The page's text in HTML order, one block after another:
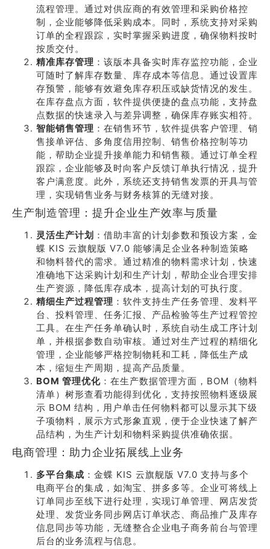
流程管理。通过对供应商的有效管理和采购价格控
制，企业能够降低采购成本。同时，系统支持对采购
订单的全程跟踪，实时掌握采购进度，确保物料按时
按质交付。
精准库存管理 ：该版本具备实时库存监控功能，企业
可随时了解库存数量、库存成本等信息。通过设置库
存预警，能够有效避免库存积压或缺货情况的发生。
在库存盘点方面，软件提供便捷的盘点功能，支持盘
点数据的快速录入与差异调整，确保库存账实相符。
智能销售管理 ：在销售环节，软件提供客户管理、销
售接单评估、多角度信用控制、销售价格控制等功
能，帮助企业提升接单能力和销售额。通过订单全程
跟踪，企业能够及时向客户反馈订单执行情况，提升
客户满意度。此外，系统还支持销售发票的开具与管
理，实现销售业务与财务核算的无缝对接。
生产制造管理：提升企业生产效率与质量
灵活生产计划 ：借助丰富的计划参数和预设方案，金
蝶 KIS 云旗舰版 V7.0 能够满足企业各种制造策略
和物料替代的需求。通过精准的物料需求计划，快速
准确地下达采购计划和生产计划，帮助企业合理安排
生产资源，降低库存成本，提高计划的可执行度。
精细生产过程管理 ：软件支持生产任务管理、发料平
台、投料管理、任务汇报、产品检验等生产过程管控
工具。在生产任务单确认时，系统自动生成工序计划
单，并根据参数自动审核。通过对生产过程的精细化
管理，企业能够严格控制物耗和工耗，降低生产成
本，缩短生产周期，提高产品质量。
BOM 管理优化 ：在生产数据管理方面，BOM（物料
清单）树形查看功能得到优化，支持按照物料逐级展
示 BOM 结构，用户单击任何物料都可以显示其下级
子项物料，展示方式形象直观，便于企业快速了解产
品结构，为生产计划和物料采购提供准确依据。
电商管理：助力企业拓展线上业务
多平台集成 ：金蝶 KIS 云旗舰版 V7.0 支持与多个
电商平台的集成，如淘宝、拼多多等。企业可将线上
订单同步至线下进行处理，实现订单管理、网店发货
处理、发货业务同步网店订单状态、商品推广及库存
信息同步等功能，无缝整合企业电子商务前台与管理
后台的业务流程与信息。